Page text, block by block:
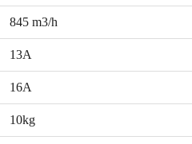
845 m3/h
13A
16A
10kg